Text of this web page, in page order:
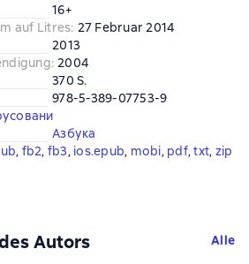
16+
auf Litres: 27 Februar 2014
2013
: 2004
370 S.
978-5-389-07753-9
Азбука
, fb2, fb3, ios.epub, mobi, pdf, txt, zip
Autors Alle